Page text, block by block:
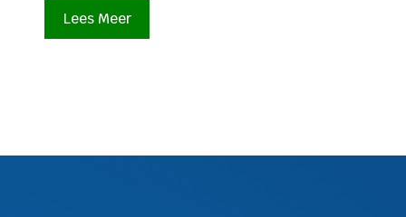
Lees Meer